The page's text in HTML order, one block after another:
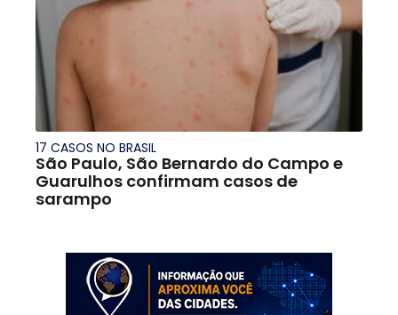
17 CASOS NO BRASIL
São Paulo, São Bernardo do Campo e
Guarulhos confirmam casos de
sarampo